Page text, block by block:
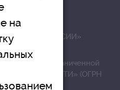
«БРЕНДЫ РОССИИ»
Общество с ограниченной
НОВОСТИ» (ОГРН
на